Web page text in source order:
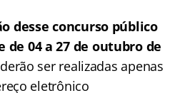
desse concurso público
04 a 27 de outubro de
ser realizadas apenas
eletrônico